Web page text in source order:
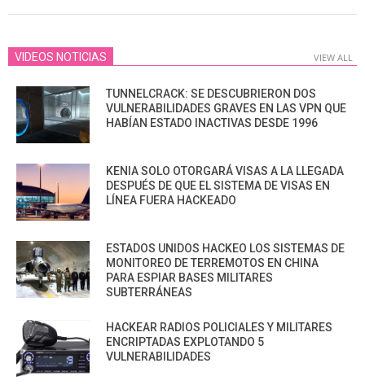
VIDEOS NOTICIAS VIEW ALL
TUNNELCRACK: SE DESCUBRIERON DOS
VULNERABILIDADES GRAVES EN LAS VPN QUE
HABÍAN ESTADO INACTIVAS DESDE 1996
KENIA SOLO OTORGARÁ VISAS A LA LLEGADA
DESPUÉS DE QUE EL SISTEMA DE VISAS EN
LÍNEA FUERA HACKEADO
ESTADOS UNIDOS HACKEO LOS SISTEMAS DE
MONITOREO DE TERREMOTOS EN CHINA
PARA ESPIAR BASES MILITARES
SUBTERRÁNEAS
HACKEAR RADIOS POLICIALES Y MILITARES
ENCRIPTADAS EXPLOTANDO 5
VULNERABILIDADES